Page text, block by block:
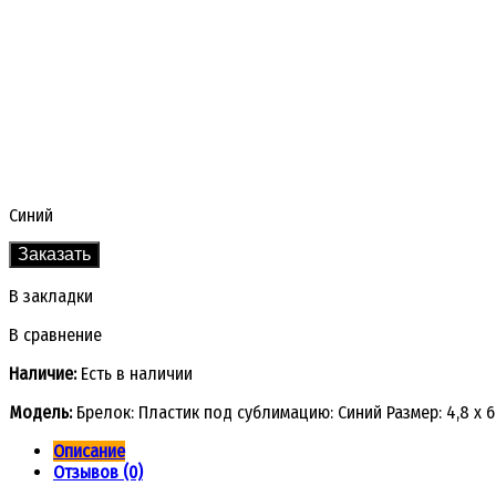
Синий
Заказать
В закладки
В сравнение
Наличие:Есть в наличии
Модель: Брелок: Пластик под сублимацию: Синий Размер: 4,8 х
Описание
Отзывов (0)